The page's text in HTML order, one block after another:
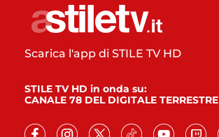
Scarica l'app di STILE TV HD
STILE TV HD in onda su:
CANALE 78 DEL DIGITALE TERRESTRE